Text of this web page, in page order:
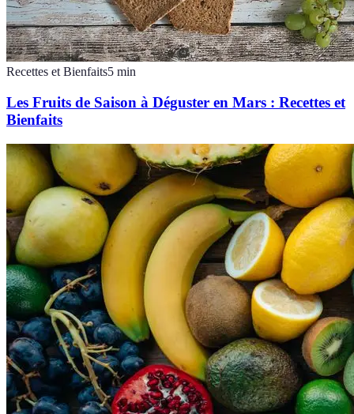
Recettes et Bienfaits5 min
Les Fruits de Saison à Déguster en Mars : Recettes et
Bienfaits